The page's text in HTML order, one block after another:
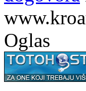
Oglas